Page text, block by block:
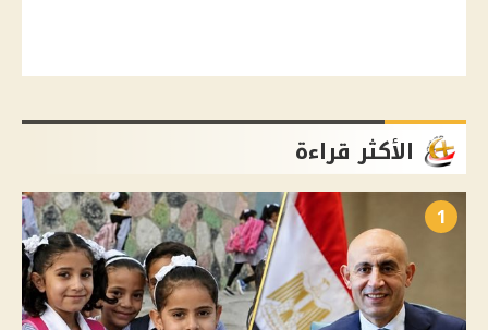
الأكثر قراءة
1